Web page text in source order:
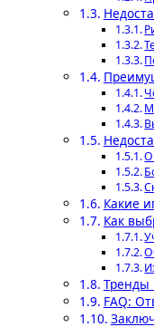
Какие
Как
Тренды
FAQ: